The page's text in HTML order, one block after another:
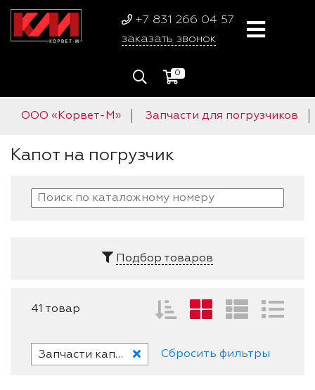
+7 831 266 04 57
заказать звонок
0
ООО «Корвет-М» Запчасти для погрузчиков
Капот на погрузчик
Подбор товаров
41 товар
Запчасти капота Сбросить фильтры